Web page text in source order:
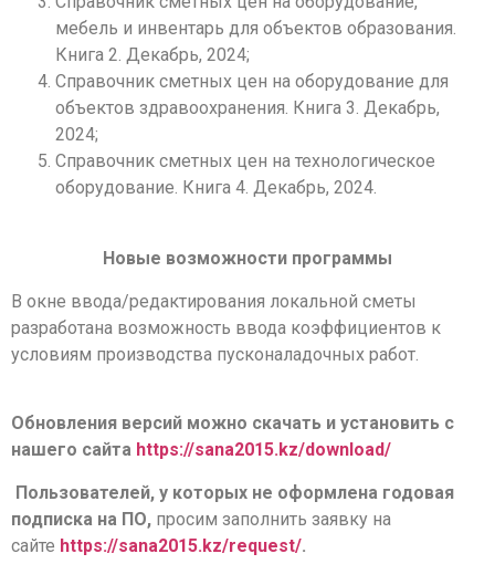
мебель и инвентарь для объектов образования.
Книга 2. Декабрь, 2024;
Справочник сметных цен на оборудование для
объектов здравоохранения. Книга 3. Декабрь,
2024;
Cправочник сметных цен на технологическое
оборудование. Книга 4. Декабрь, 2024.
Новые возможности программы
В окне ввода/редактирования локальной сметы
разработана возможность ввода коэффициентов к
условиям производства пусконаладочных работ.
Обновления версий можно скачать и установить с
нашего сайта https://sana2015.kz/download/
Пользователей, у которых не оформлена годовая
подписка на ПО, просим заполнить заявку на
сайте https://sana2015.kz/request/.